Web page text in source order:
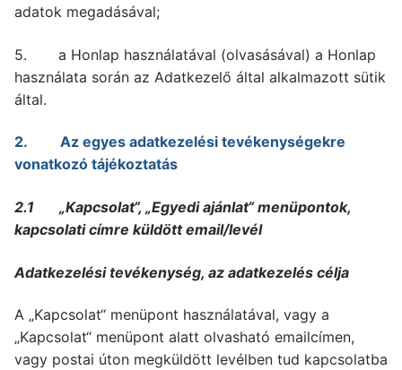
adatok megadásával;
5. a Honlap használatával (olvasásával) a Honlap
használata során az Adatkezelő által alkalmazott sütik
által.
2. Az egyes adatkezelési tevékenységekre
vonatkozó tájékoztatás
2.1 „Kapcsolat“, „Egyedi ajánlat“ menüpontok,
kapcsolati címre küldött email/levél
Adatkezelési tevékenység, az adatkezelés célja
A „Kapcsolat“ menüpont használatával, vagy a
„Kapcsolat“ menüpont alatt olvasható emailcímen,
vagy postai úton megküldött levélben tud kapcsolatba